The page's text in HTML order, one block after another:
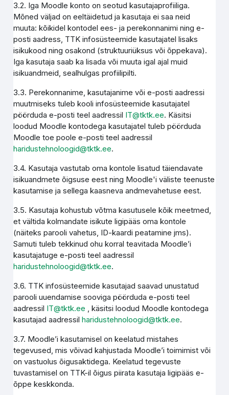
3.2. Iga Moodle konto on seotud kasutajaprofiiliga.
Mõned väljad on eeltäidetud ja kasutaja ei saa neid
muuta: kõikidel kontodel ees- ja perekonnanimi ning e-
posti aadress, TTK infosüsteemide kasutajatel lisaks
isikukood ning osakond (struktuuriüksus või õppekava).
Iga kasutaja saab ka lisada või muuta igal ajal muid
isikuandmeid, sealhulgas profiilipilti.
3.3. Perekonnanime, kasutajanime või e-posti aadressi
muutmiseks tuleb kooli infosüsteemide kasutajatel
pöörduda e-posti teel aadressil IT@tktk.ee. Käsitsi
loodud Moodle kontodega kasutajatel tuleb pöörduda
Moodle toe poole e-posti teel aadressil
haridustehnoloogid@tktk.ee.
3.4. Kasutaja vastutab oma kontole lisatud täiendavate
isikuandmete õigsuse eest ning Moodle'i väliste teenuste
kasutamise ja sellega kaasneva andmevahetuse eest.
3.5. Kasutaja kohustub võtma kasutusele kõik meetmed,
et vältida kolmandate isikute ligipääs oma kontole
(näiteks parooli vahetus, ID-kaardi peatamine jms).
Samuti tuleb tekkinud ohu korral teavitada Moodle’i
kasutajatuge e-posti teel aadressil
haridustehnoloogid@tktk.ee.
3.6. TTK infosüsteemide kasutajad saavad unustatud
parooli uuendamise sooviga pöörduda e-posti teel
aadressil IT@tktk.ee , käsitsi loodud Moodle kontodega
kasutajad aadressilharidustehnoloogid@tktk.ee.
3.7. Moodle’i kasutamisel on keelatud mistahes
tegevused, mis võivad kahjustada Moodle’i toimimist või
on vastuolus õigusaktidega. Keelatud tegevuste
tuvastamisel on TTK-il õigus piirata kasutaja ligipääs e-
õppe keskkonda.